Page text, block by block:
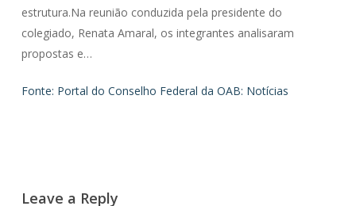
estrutura.Na reunião conduzida pela presidente do
colegiado, Renata Amaral, os integrantes analisaram
propostas e…
Fonte: Portal do Conselho Federal da OAB: Notícias
Leave a Reply